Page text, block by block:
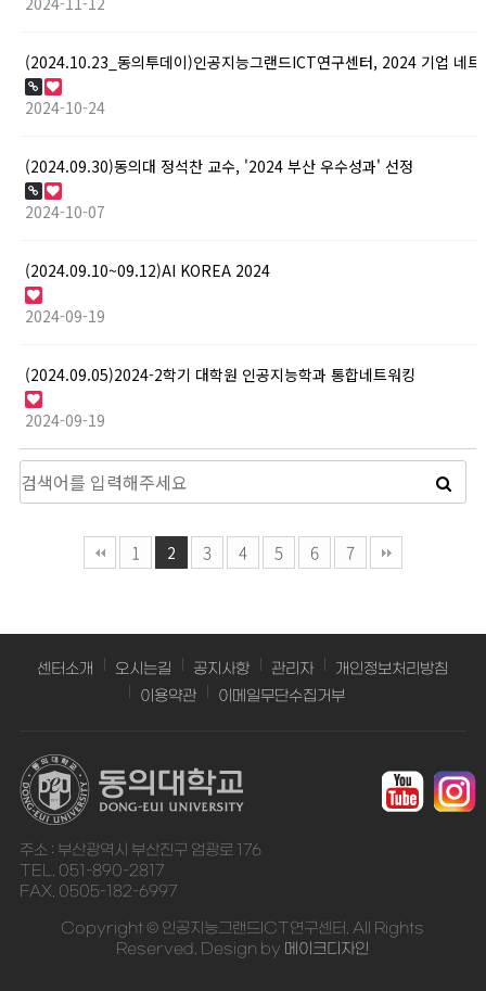
(2024.10.23_동의투데이)인공지능그랜드ICT연구센터, 2024 기업 네트
2024-10-24
(2024.09.30)동의대 정석찬 교수, '2024 부산 우수성과' 선정
2024-10-07
(2024.09.10~09.12)AI KOREA 2024
2024-09-19
(2024.09.05)2024-2학기 대학원 인공지능학과 통합네트워킹
2024-09-19
1 2 3 4 5 6 7
센터소개 오시는길 공지사항 관리자
개인정보처리방침
이용약관
이메일무단수집거부
주소 : 부산광역시 부산진구 엄광로 176
TEL. 051-890-2817
FAX. 0505-182-6997
Copyright © 인공지능그랜드ICT연구센터. All Rights
Reserved. Design by 메이크디자인